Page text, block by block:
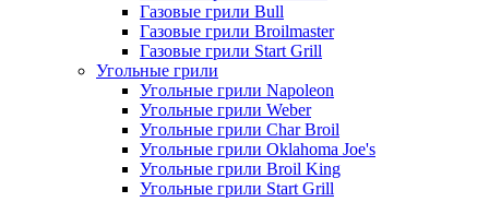
Газовые грили Bull
Газовые грили Broilmaster
Газовые грили Start Grill
Угольные грили
Угольные грили Napoleon
Угольные грили Weber
Угольные грили Char Broil
Угольные грили Oklahoma Joe's
Угольные грили Broil King
Угольные грили Start Grill